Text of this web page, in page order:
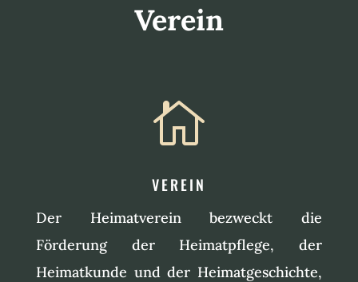
Verein

VEREIN
Der Heimatverein bezweckt die
Förderung der Heimatpflege, der
Heimatkunde und der Heimatgeschichte,